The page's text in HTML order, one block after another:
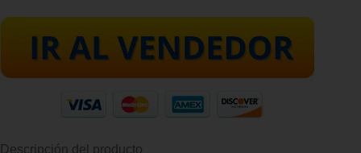
Descripción del producto